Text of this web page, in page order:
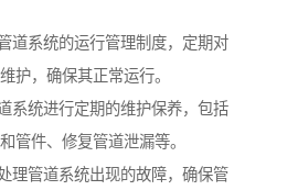
道系统的运行管理制度，定期对
护，确保其正常运行。
系统进行定期的维护保养，包括
管件、修复管道泄漏等。
理管道系统出现的故障，确保管